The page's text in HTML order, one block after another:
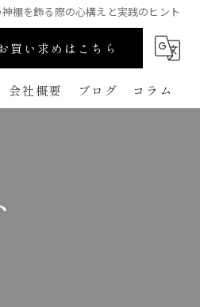
棚を飾る際の心構えと実践のヒント
買い求めはこちら
会社概要 ブログ コラム